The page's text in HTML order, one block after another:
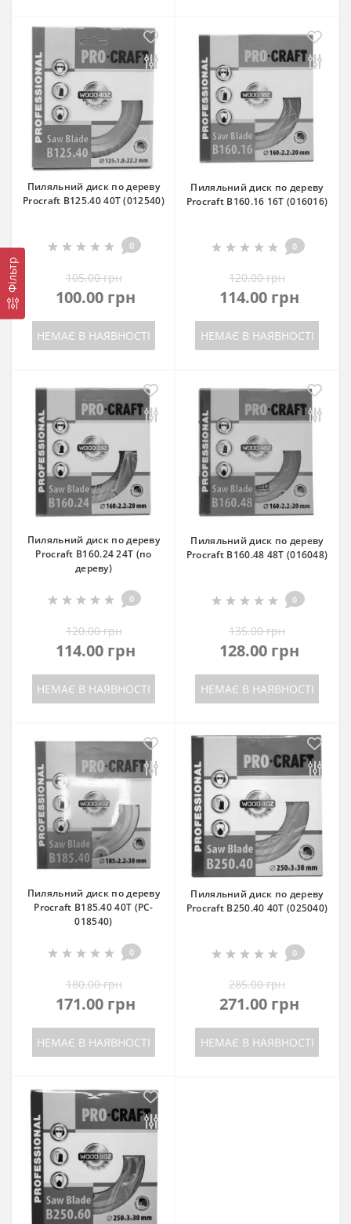
Фільтр
Пиляльний диск по дереву
Procraft B125.40 40T (012540)
0
105.00 грн
100.00 грн
НЕМАЄ В НАЯВНОСТІ
Пиляльний диск по дереву
Procraft B160.16 16T (016016)
0
120.00 грн
114.00 грн
НЕМАЄ В НАЯВНОСТІ
Пиляльний диск по дереву
Procraft B160.24 24T (по
дереву)
0
120.00 грн
114.00 грн
НЕМАЄ В НАЯВНОСТІ
Пиляльний диск по дереву
Procraft B160.48 48T (016048)
0
135.00 грн
128.00 грн
НЕМАЄ В НАЯВНОСТІ
Пиляльний диск по дереву
Procraft B185.40 40T (PC-
018540)
0
180.00 грн
171.00 грн
НЕМАЄ В НАЯВНОСТІ
Пиляльний диск по дереву
Procraft B250.40 40T (025040)
0
285.00 грн
271.00 грн
НЕМАЄ В НАЯВНОСТІ